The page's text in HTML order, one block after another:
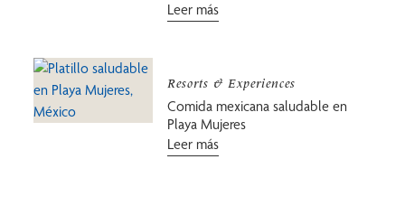
Leer más
Resorts & Experiences
Comida mexicana saludable en
Playa Mujeres
Leer más